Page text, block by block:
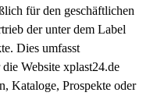
für den geschäftlichen
der unter dem Label
Dies umfasst
Website xplast24.de
Kataloge, Prospekte oder